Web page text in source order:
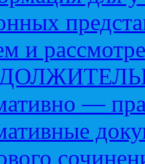
и
—